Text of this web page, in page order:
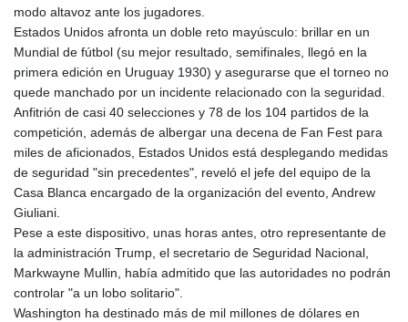
KRW
1409.225039
KWD 0.30859
KYD 0.833247
KZT 468.616634
LAK
22582.503779
LBP
89550.000349
LRD 181.550382
LSL 16.244058
LTL 2.95274
LYD 6.365039
modo altavoz ante los jugadores.
Estados Unidos afronta un doble reto mayúsculo: brillar en un
Mundial de fútbol (su mejor resultado, semifinales, llegó en la
primera edición en Uruguay 1930) y asegurarse que el torneo no
quede manchado por un incidente relacionado con la seguridad.
Anfitrión de casi 40 selecciones y 78 de los 104 partidos de la
competición, además de albergar una decena de Fan Fest para
miles de aficionados, Estados Unidos está desplegando medidas
de seguridad "sin precedentes", reveló el jefe del equipo de la
Casa Blanca encargado de la organización del evento, Andrew
Giuliani.
Pese a este dispositivo, unas horas antes, otro representante de
la administración Trump, el secretario de Seguridad Nacional,
Markwayne Mullin, había admitido que las autoridades no podrán
controlar "a un lobo solitario".
Washington ha destinado más de mil millones de dólares en